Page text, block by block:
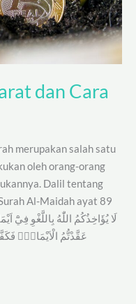
dan Cara
merupakan salah satu
oleh orang-orang
Dalil tentang
Al-Maidah ayat 89
عَقَّدْتُّمُ الْاَيْمَانَۚ